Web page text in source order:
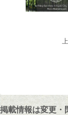
掲載情報は変更・